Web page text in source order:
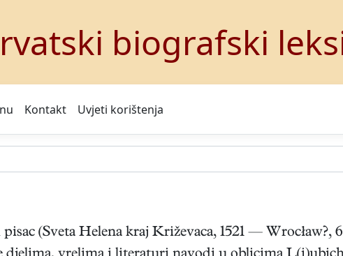
biografski
Kontakt Uvjeti korištenja
(Sveta Helena kraj Križevaca, 1521 — Wrocław?,